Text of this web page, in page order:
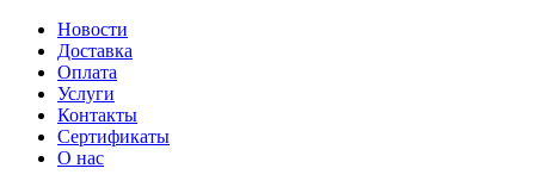
Новости
Доставка
Оплата
Услуги
Контакты
Cертификаты
О нас